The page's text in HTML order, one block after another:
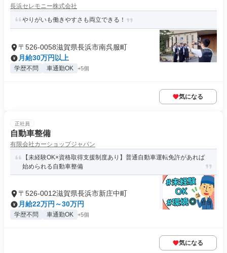
長浜セレモニー株式会社
やりがいも働きやすさも両立できる！
〒526-0058滋賀県長浜市南呉服町
月給30万円以上
学歴不問 車通勤OK +5個
気になる
正社員
自動車整備
有限会社カーショップジャパン
【未経験OK×資格取得支援制度あり】普通自動車運転免許があれば
始められる自動車整備
〒526-0012滋賀県長浜市新庄中町
月給22万円～30万円
学歴不問 車通勤OK +5個
気になる